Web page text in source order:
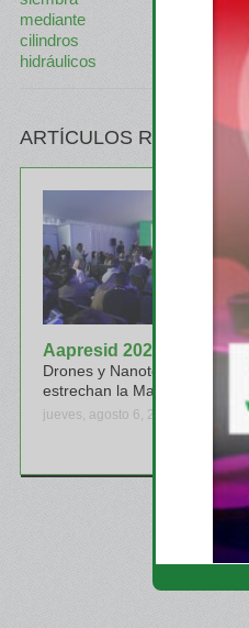
ARTÍCULOS RELATIVOS
Aapresid 2026
Drones y Nanotecnología se
estrechan la Mano
jueves, agosto 6, 2026